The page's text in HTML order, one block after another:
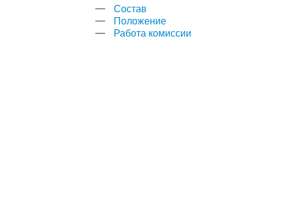
Состав
Положение
Работа комиссии